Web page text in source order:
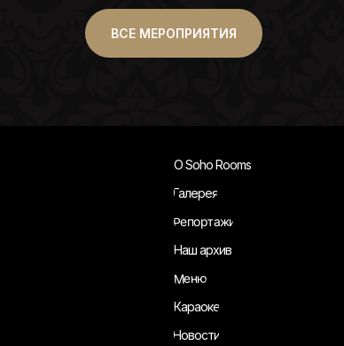
ВСЕ МЕРОПРИЯТИЯ
О Soho Rooms
Галерея
Репортажи
Наш архив
Меню
Караоке
Новости